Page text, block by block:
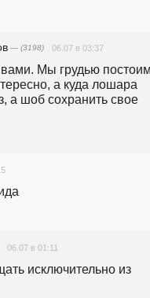
— (3198) 06.07 в 03:37
Мы грудью
а куда лошара
а шоб сохранить свое
06.07 в 01:11
исключительно из